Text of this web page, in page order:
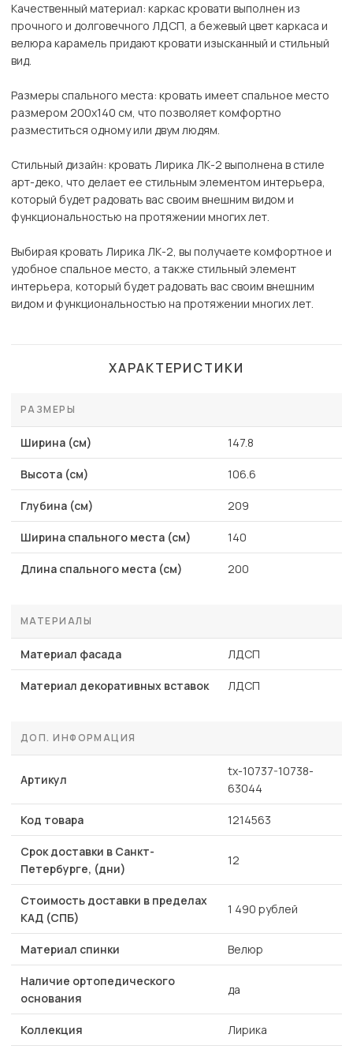
Качественный материал: каркас кровати выполнен из
прочного и долговечного ЛДСП, а бежевый цвет каркаса и
велюра карамель придают кровати изысканный и стильный
вид.
Размеры спального места: кровать имеет спальное место
размером 200х140 см, что позволяет комфортно
разместиться одному или двум людям.
Стильный дизайн: кровать Лирика ЛК-2 выполнена в стиле
арт-деко, что делает ее стильным элементом интерьера,
который будет радовать вас своим внешним видом и
функциональностью на протяжении многих лет.
Выбирая кровать Лирика ЛК-2, вы получаете комфортное и
удобное спальное место, а также стильный элемент
интерьера, который будет радовать вас своим внешним
видом и функциональностью на протяжении многих лет.
ХАРАКТЕРИСТИКИ
РАЗМЕРЫ
Ширина (см) 147.8
Высота (см) 106.6
Глубина (см) 209
Ширина спального места (см) 140
Длина спального места (см) 200
МАТЕРИАЛЫ
Материал фасада ЛДСП
Материал декоративных вставок ЛДСП
ДОП. ИНФОРМАЦИЯ
Артикул
tx-10737-10738-
63044
Код товара 1214563
Срок доставки в Санкт-
Петербурге, (дни)
12
Стоимость доставки в пределах
КАД (СПБ)
1 490 рублей
Материал спинки Велюр
Наличие ортопедического
основания
да
Коллекция Лирика